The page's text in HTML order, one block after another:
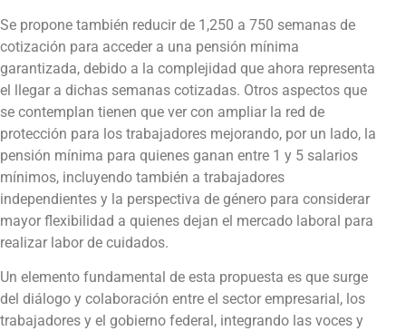
Se propone también reducir de 1,250 a 750 semanas de
cotización para acceder a una pensión mínima
garantizada, debido a la complejidad que ahora representa
el llegar a dichas semanas cotizadas. Otros aspectos que
se contemplan tienen que ver con ampliar la red de
protección para los trabajadores mejorando, por un lado, la
pensión mínima para quienes ganan entre 1 y 5 salarios
mínimos, incluyendo también a trabajadores
independientes y la perspectiva de género para considerar
mayor flexibilidad a quienes dejan el mercado laboral para
realizar labor de cuidados.
Un elemento fundamental de esta propuesta es que surge
del diálogo y colaboración entre el sector empresarial, los
trabajadores y el gobierno federal, integrando las voces y